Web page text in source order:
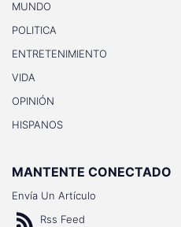
MUNDO
POLITICA
ENTRETENIMIENTO
VIDA
OPINIÓN
HISPANOS
MANTENTE CONECTADO
Envía Un Artículo
Rss Feed